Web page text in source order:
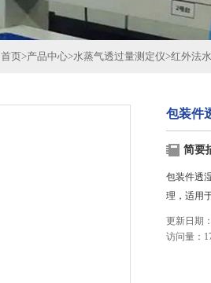
首页>产品中心>水蒸气透过量测定仪>红外法
包装件
简要
包装件透
理，适用
更新日期
访问量：